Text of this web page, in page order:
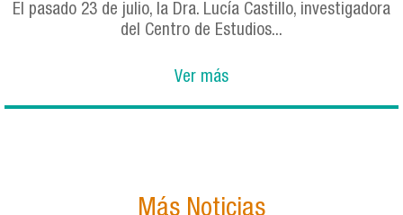
El pasado 23 de julio, la Dra. Lucía Castillo, investigadora
del Centro de Estudios...
Ver más
Más Noticias